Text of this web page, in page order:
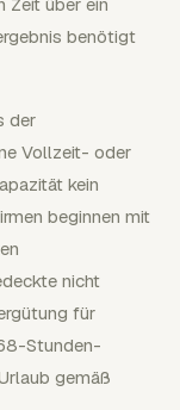
benötigt
der
Vollzeit- oder
kein
beginnen mit
nicht
für
Stunden-
gemäß